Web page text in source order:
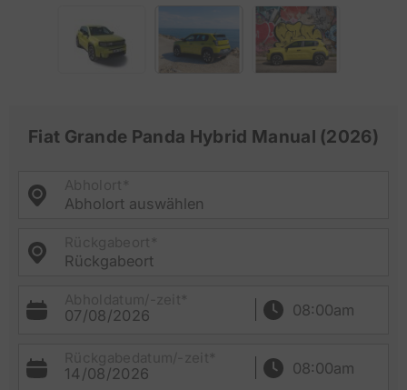
Fiat Grande Panda Hybrid Manual (2026)
Abholort auswählen
Rückgabeort
07/08/2026
14/08/2026